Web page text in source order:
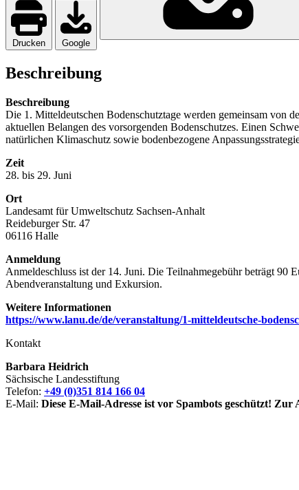
Drucken Google
Beschreibung
Beschreibung
Die 1. Mitteldeutschen Bodenschutztage werden gemeinsam von
aktuellen Belangen des vorsorgenden Bodenschutzes. Einen
natürlichen Klimaschutz sowie bodenbezogene
Zeit
28. bis 29. Juni
Ort
Landesamt für Umweltschutz Sachsen-Anhalt
Reideburger Str. 47
06116 Halle
Anmeldung
Anmeldeschluss ist der 14. Juni. Die Teilnahmegebühr beträgt 90
Abendveranstaltung und Exkursion.
Weitere Informationen
https://www.lanu.de/de/veranstaltung/1-mitteldeutsche-
Kontakt
Barbara Heidrich
Sächsische Landesstiftung
Telefon: +49 (0)351 814 166 04
E-Mail: Diese E-Mail-Adresse ist vor Spambots geschützt! Zur